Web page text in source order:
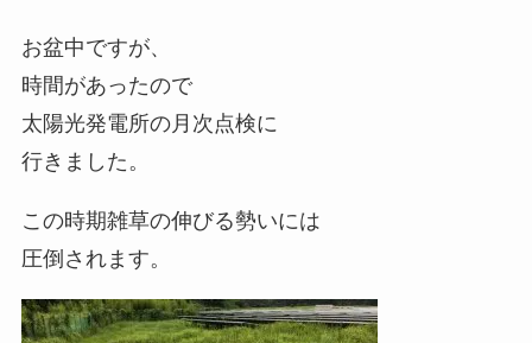
お盆中ですが、
時間があったので
太陽光発電所の月次点検に
行きました。
この時期雑草の伸びる勢いには
圧倒されます。